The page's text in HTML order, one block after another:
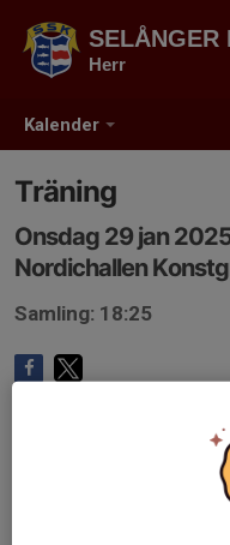
Kalender
SELÅNGER
Herr
Träning
Onsdag 29 jan
Nordichallen
Samling: 18:25